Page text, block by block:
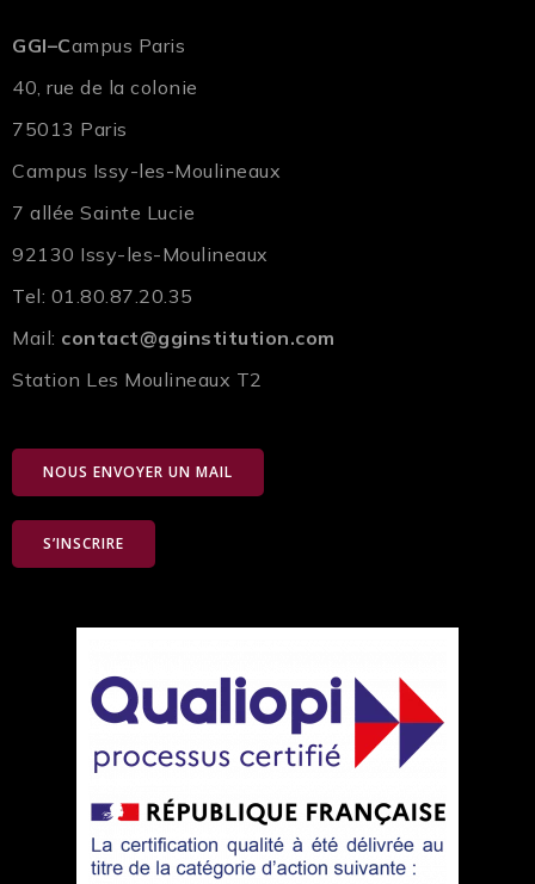
GGI–Campus Paris
40, rue de la colonie
75013 Paris
Campus Issy-les-Moulineaux
7 allée Sainte Lucie
92130 Issy-les-Moulineaux
Tel: 01.80.87.20.35
Mail: contact@gginstitution.com
Station Les Moulineaux T2
NOUS ENVOYER UN MAIL
S’INSCRIRE